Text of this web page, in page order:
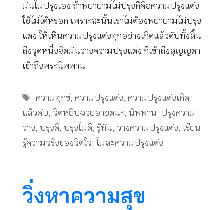
มันไม่ปรุงเอง ถ้าพยายามไม่ปรุงก็คือความปรุงแต่ง
ใช้ไม่ได้หรอก เพราะฉะนั้นเราไม่ต้องพยายามไม่ปรุง
แต่ง ให้เห็นความปรุงแต่งทุกอย่างเกิดแล้วดับทั้งสิ้น
ถึงจุดหนึ่งจิตมันวางความปรุงแต่ง ก็เข้าถึงสุญญตา
เข้าถึงพระนิพพาน
Tags
ความทุกข์,ความปรุงแต่ง,ความปรุงแต่งเกิด
แล้วดับ, จิตหยิบฉวยอายตนะ, นิพพาน, ปรุงความ
ว่าง, ปรุงดี, ปรุงไม่ดี, รู้ทัน, วางความปรุงแต่ง, เรียน
รู้ความจริงของจิตใจ, ไม่ละความปรุงแต่ง
วิ่งหาความสุข